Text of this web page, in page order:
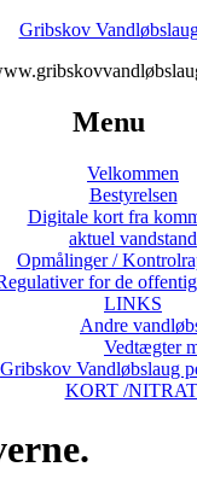
Gribskov
Menu
Velkommen
Bestyrelsen
Digitale kort fra
aktuel vandstand
Opmålinger /
for de
LINKS
Andre
Vedtægter
Gribskov Vandløbslaug
KORT /